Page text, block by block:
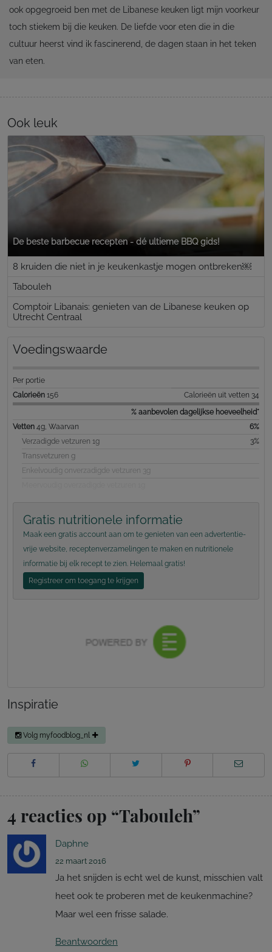
ook opgegroeid ben met de Libanese keuken ligt mijn voorkeur
toch stiekem bij die keuken. De liefde voor eten die in die
cultuur heerst vind ik fascinerend, de dagen staan in het teken
van eten.
Ook leuk
De beste barbecue recepten - dé ultieme BBQ gids!
8 kruiden die niet in je keukenkastje mogen ontbreken￼
Tabouleh
Comptoir Libanais: genieten van de Libanese keuken op
Utrecht Centraal
Voedingswaarde
Per portie
Calorieën 156
Calorieën uit vetten 34
% aanbevolen dagelijkse hoeveelheid*
Vetten 4g, Waarvan
6%
Verzadigde vetzuren 1g
3%
Transvetzuren g
Enkelvoudig onverzadigde vetzuren 3g
Gratis nutritionele informatie
Maak een gratis account aan om te genieten van een advertentie-
vrije website, receptenverzamelingen te maken en nutritionele
informatie bij elk recept te zien. Helemaal gratis!
Registreer om toegang te krijgen
Inspiratie
Volg myfoodblog_nl
4 reacties op “Tabouleh”
Daphne
22 maart 2016
Ja het snijden is echt wel de kunst, misschien valt
heet ook te proberen met de keukenmachine?
Maar wel een frisse salade.
Beantwoorden